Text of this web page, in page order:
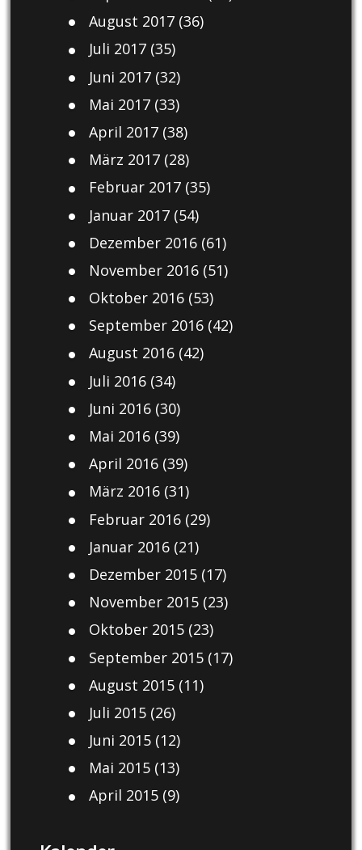
August 2017(36)
Juli 2017(35)
Juni 2017(32)
Mai 2017(33)
April 2017(38)
März 2017(28)
Februar 2017(35)
Januar 2017(54)
Dezember 2016(61)
November 2016(51)
Oktober 2016(53)
September 2016(42)
August 2016(42)
Juli 2016(34)
Juni 2016(30)
Mai 2016(39)
April 2016(39)
März 2016(31)
Februar 2016(29)
Januar 2016(21)
Dezember 2015(17)
November 2015(23)
Oktober 2015(23)
September 2015(17)
August 2015(11)
Juli 2015(26)
Juni 2015(12)
Mai 2015(13)
April 2015(9)